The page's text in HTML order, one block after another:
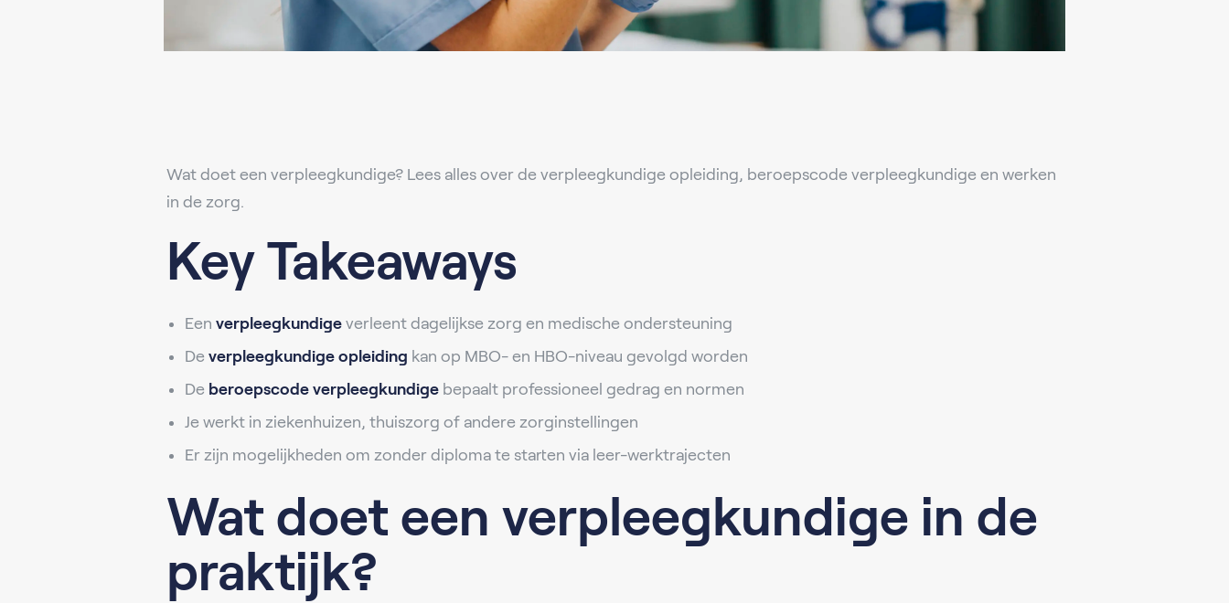
Wat doet een verpleegkundige? Lees alles over de verpleegkundige opleiding, beroepscode verpleegkundige en werken
in de zorg.
Key Takeaways
Een verpleegkundige verleent dagelijkse zorg en medische ondersteuning
De verpleegkundige opleiding kan op MBO- en HBO-niveau gevolgd worden
De beroepscode verpleegkundige bepaalt professioneel gedrag en normen
Je werkt in ziekenhuizen, thuiszorg of andere zorginstellingen
Er zijn mogelijkheden om zonder diploma te starten via leer-werktrajecten
Wat doet een verpleegkundige in de
praktijk?